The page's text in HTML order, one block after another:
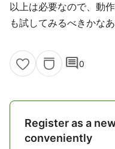
以上は必要なので、動
も試してみるべきかなあ
comment0
Register as a
conveniently